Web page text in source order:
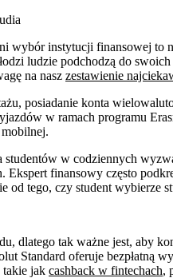
wybór instytucji finansowej
ludzie podchodzą do
na nasz zestawienie
posiadanie konta
w ramach programu
w codziennych
finansowy często
od tego, czy student wybierze
dlatego tak ważne jest, aby
Standard oferuje bezpłatną
takie jak cashback w fintechach,